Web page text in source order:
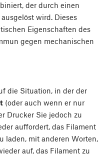
der durch einen
ausgelöst wird. Dieses
Eigenschaften des
gegen mechanischen
die Situation, in der der
(oder auch wenn er nur
Drucker Sie jedoch zu
auffordert, das Filament
laden, mit anderen Worten,
auf, das Filament zu